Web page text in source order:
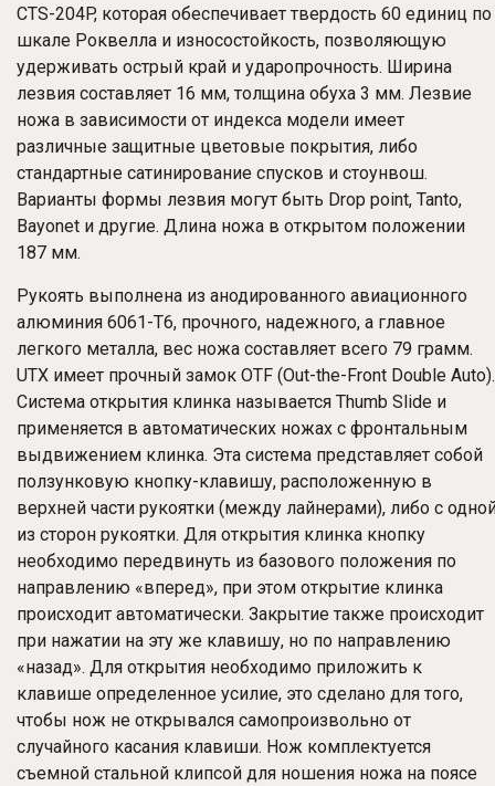
CTS-204P, которая обеспечивает твердость 60 единиц по
шкале Роквелла и износостойкость, позволяющую
удерживать острый край и ударопрочность. Ширина
лезвия составляет 16 мм, толщина обуха 3 мм. Лезвие
ножа в зависимости от индекса модели имеет
различные защитные цветовые покрытия, либо
стандартные сатинирование спусков и стоунвош.
Варианты формы лезвия могут быть Drop point, Tanto,
Bayonet и другие. Длина ножа в открытом положении
187 мм.
Рукоять выполнена из анодированного авиационного
алюминия 6061-T6, прочного, надежного, а главное
легкого металла, вес ножа составляет всего 79 грамм.
UTX имеет прочный замок OTF (Out-the-Front Double Auto).
Система открытия клинка называется Thumb Slide и
применяется в автоматических ножах с фронтальным
выдвижением клинка. Эта система представляет собой
ползунковую кнопку-клавишу, расположенную в
верхней части рукоятки (между лайнерами), либо с
из сторон рукоятки. Для открытия клинка кнопку
необходимо передвинуть из базового положения по
направлению «вперед», при этом открытие клинка
происходит автоматически. Закрытие также происходит
при нажатии на эту же клавишу, но по направлению
«назад». Для открытия необходимо приложить к
клавише определенное усилие, это сделано для того,
чтобы нож не открывался самопроизвольно от
случайного касания клавиши. Нож комплектуется
съемной стальной клипсой для ношения ножа на поясе